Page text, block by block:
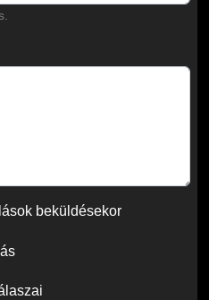
beküldésekor